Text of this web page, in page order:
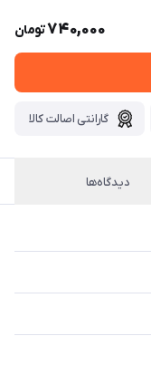
740,000تومان
گارانتی اصالت کالا
دیدگاه‌ها